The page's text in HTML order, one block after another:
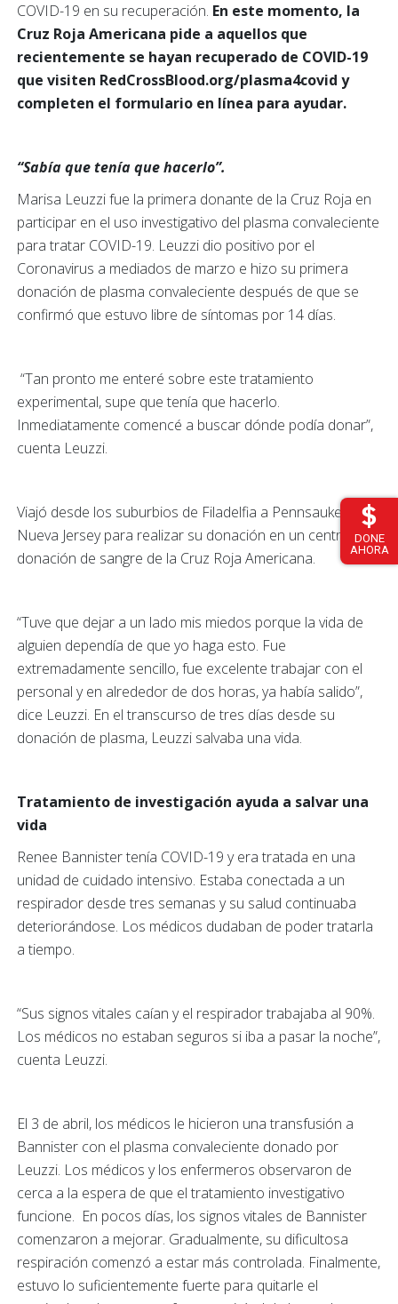
DONE
AHORA
COVID-19 en su recuperación. En este momento, la
Cruz Roja Americana pide a aquellos que
recientemente se hayan recuperado de COVID-19
que visiten RedCrossBlood.org/plasma4covid y
completen el formulario en línea para ayudar.
“Sabía que tenía que hacerlo”.
Marisa Leuzzi fue la primera donante de la Cruz Roja en
participar en el uso investigativo del plasma convaleciente
para tratar COVID-19. Leuzzi dio positivo por el
Coronavirus a mediados de marzo e hizo su primera
donación de plasma convaleciente después de que se
confirmó que estuvo libre de síntomas por 14 días.
“Tan pronto me enteré sobre este tratamiento
experimental, supe que tenía que hacerlo.
Inmediatamente comencé a buscar dónde podía donar”,
cuenta Leuzzi.
Viajó desde los suburbios de Filadelfia a Pennsauken,
Nueva Jersey para realizar su donación en un centro de
donación de sangre de la Cruz Roja Americana.
“Tuve que dejar a un lado mis miedos porque la vida de
alguien dependía de que yo haga esto. Fue
extremadamente sencillo, fue excelente trabajar con el
personal y en alrededor de dos horas, ya había salido”,
dice Leuzzi. En el transcurso de tres días desde su
donación de plasma, Leuzzi salvaba una vida.
Tratamiento de investigación ayuda a salvar una
vida
Renee Bannister tenía COVID-19 y era tratada en una
unidad de cuidado intensivo. Estaba conectada a un
respirador desde tres semanas y su salud continuaba
deteriorándose. Los médicos dudaban de poder tratarla
a tiempo.
“Sus signos vitales caían y el respirador trabajaba al 90%.
Los médicos no estaban seguros si iba a pasar la noche”,
cuenta Leuzzi.
El 3 de abril, los médicos le hicieron una transfusión a
Bannister con el plasma convaleciente donado por
Leuzzi. Los médicos y los enfermeros observaron de
cerca a la espera de que el tratamiento investigativo
funcione. En pocos días, los signos vitales de Bannister
comenzaron a mejorar. Gradualmente, su dificultosa
respiración comenzó a estar más controlada. Finalmente,
estuvo lo suficientemente fuerte para quitarle el